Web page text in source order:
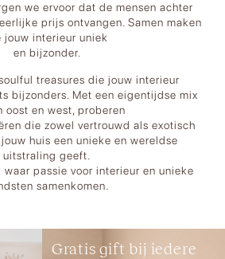
we ervoor dat de mensen achter
prijs ontvangen. Samen maken
jouw interieur uniek
en bijzonder.
treasures die jouw interieur
bijzonders. Met een eigentijdse mix
oost en west, proberen
die zowel vertrouwd als exotisch
huis een unieke en wereldse
uitstraling geeft.
passie voor interieur en unieke
samenkomen.
Gratis gift bij iedere